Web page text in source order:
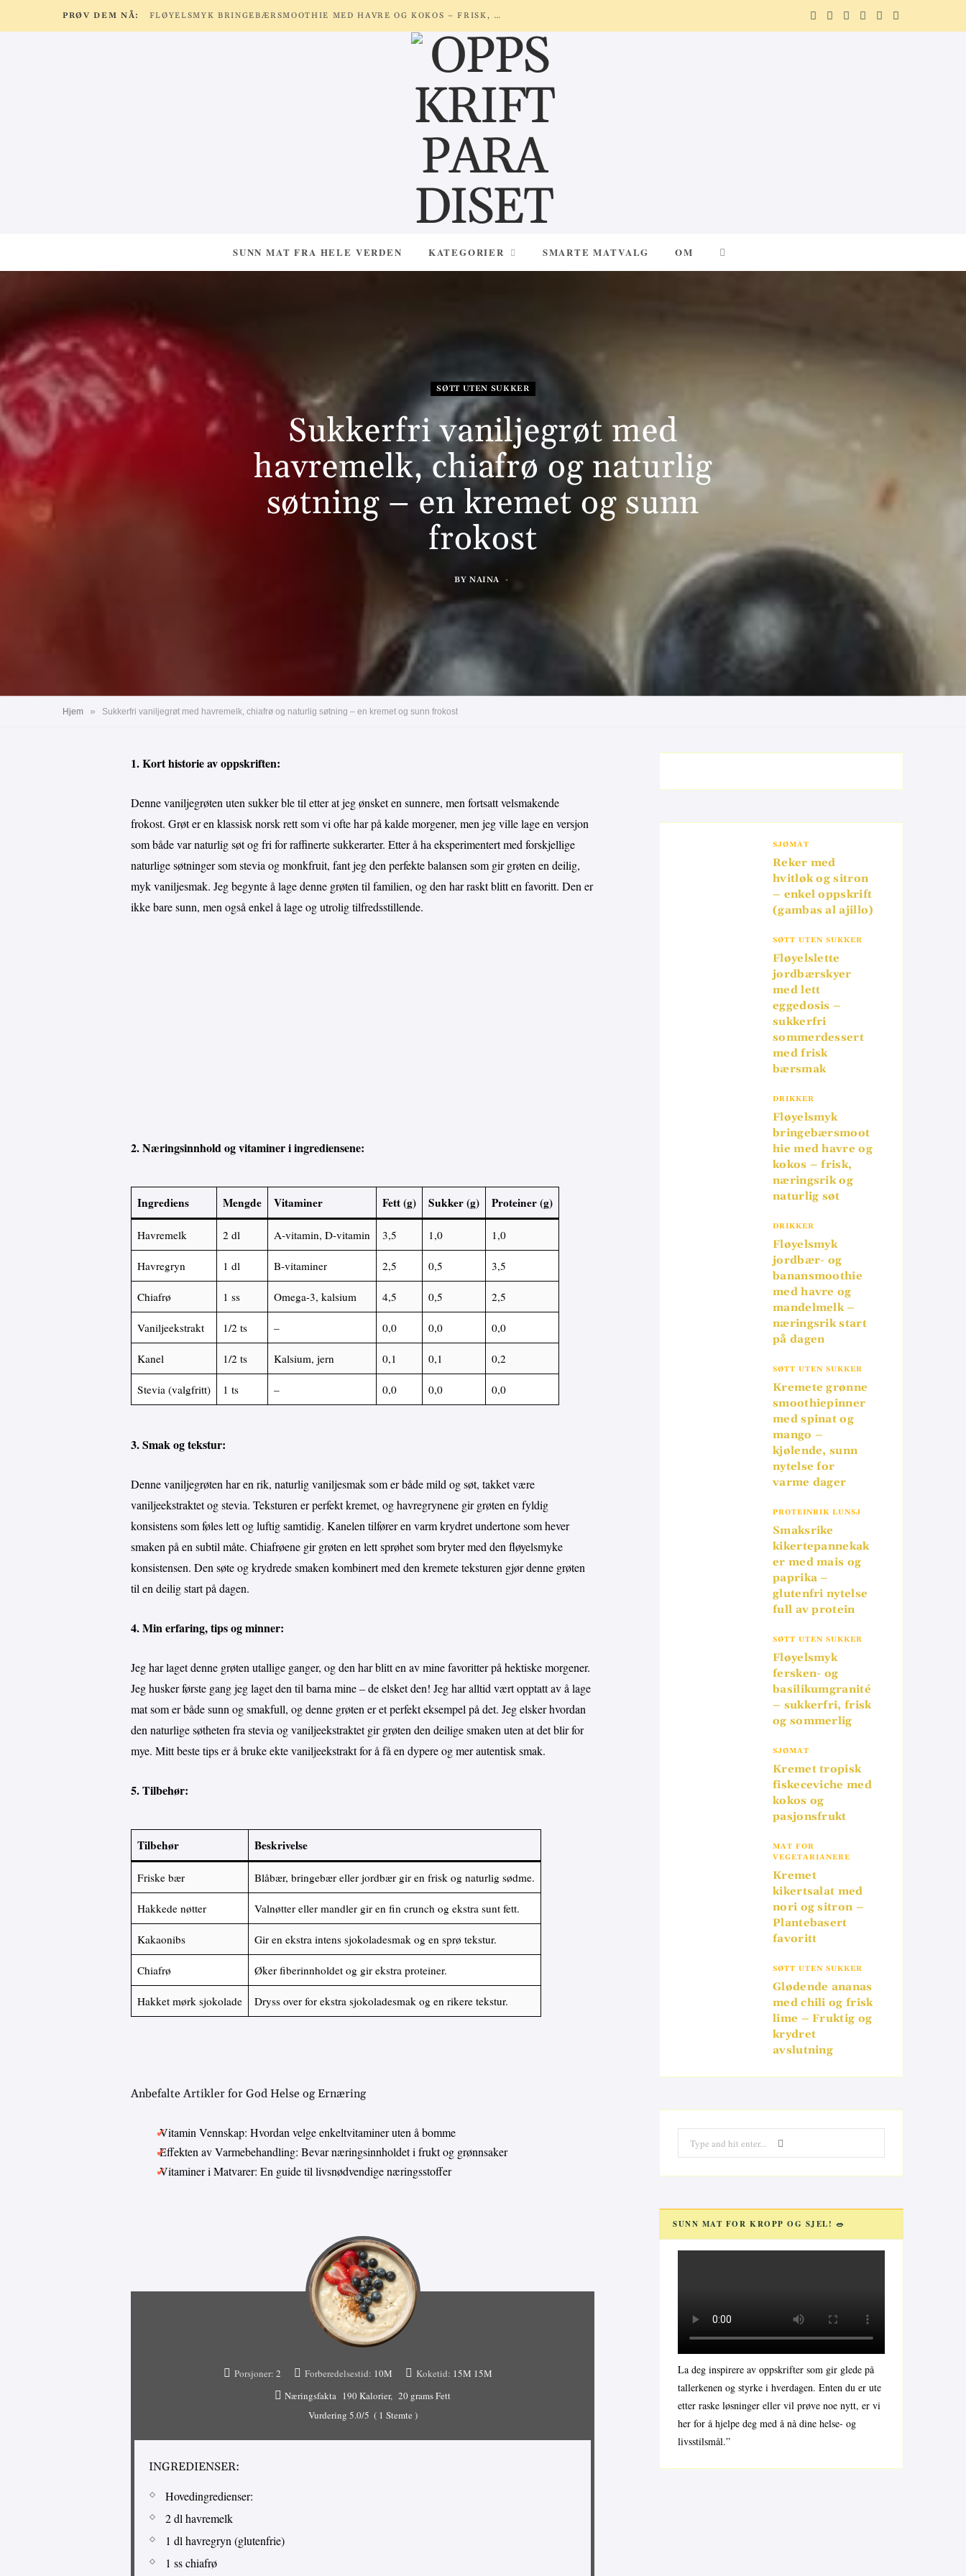
PRØV DEM NÅ: FLØYELSMYK BRINGEBÆRSMOOTHIE MED HAVRE OG KOKOS – FRISK, NÆRINGSRIK OG NATURLIG SØT
SUNN MAT FRA HELE VERDEN KATEGORIER SMARTE MATVALG OM
SØTT UTEN SUKKER
Sukkerfri vaniljegrøt med
havremelk, chiafrø og naturlig
søtning – en kremet og sunn
frokost
BY NAINA
Hjem » Sukkerfri vaniljegrøt med havremelk, chiafrø og naturlig søtning – en kremet og sunn frokost
1. Kort historie av oppskriften:
Denne vaniljegrøten uten sukker ble til etter at jeg ønsket en sunnere, men fortsatt velsmakende
frokost. Grøt er en klassisk norsk rett som vi ofte har på kalde morgener, men jeg ville lage en versjon
som både var naturlig søt og fri for raffinerte sukkerarter. Etter å ha eksperimentert med forskjellige
naturlige søtninger som stevia og monkfruit, fant jeg den perfekte balansen som gir grøten en deilig,
myk vaniljesmak. Jeg begynte å lage denne grøten til familien, og den har raskt blitt en favoritt. Den er
ikke bare sunn, men også enkel å lage og utrolig tilfredsstillende.
2. Næringsinnhold og vitaminer i ingrediensene:
Ingrediens Mengde Vitaminer Fett (g) Sukker (g) Proteiner (g)
Havremelk 2 dl A-vitamin, D-vitamin 3,5 1,0 1,0
Havregryn 1 dl B-vitaminer 2,5 0,5 3,5
Chiafrø 1 ss Omega-3, kalsium 4,5 0,5 2,5
Vaniljeekstrakt 1/2 ts – 0,0 0,0 0,0
Kanel 1/2 ts Kalsium, jern 0,1 0,1 0,2
Stevia (valgfritt) 1 ts – 0,0 0,0 0,0
3. Smak og tekstur:
Denne vaniljegrøten har en rik, naturlig vaniljesmak som er både mild og søt, takket være
vaniljeekstraktet og stevia. Teksturen er perfekt kremet, og havregrynene gir grøten en fyldig
konsistens som føles lett og luftig samtidig. Kanelen tilfører en varm krydret undertone som hever
smaken på en subtil måte. Chiafrøene gir grøten en lett sprøhet som bryter med den fløyelsmyke
konsistensen. Den søte og krydrede smaken kombinert med den kremete teksturen gjør denne grøten
til en deilig start på dagen.
4. Min erfaring, tips og minner:
Jeg har laget denne grøten utallige ganger, og den har blitt en av mine favoritter på hektiske morgener.
Jeg husker første gang jeg laget den til barna mine – de elsket den! Jeg har alltid vært opptatt av å lage
mat som er både sunn og smakfull, og denne grøten er et perfekt eksempel på det. Jeg elsker hvordan
den naturlige søtheten fra stevia og vaniljeekstraktet gir grøten den deilige smaken uten at det blir for
mye. Mitt beste tips er å bruke ekte vaniljeekstrakt for å få en dypere og mer autentisk smak.
5. Tilbehør:
Tilbehør Beskrivelse
Friske bær Blåbær, bringebær eller jordbær gir en frisk og naturlig sødme.
Hakkede nøtter Valnøtter eller mandler gir en fin crunch og ekstra sunt fett.
Kakaonibs Gir en ekstra intens sjokoladesmak og en sprø tekstur.
Chiafrø Øker fiberinnholdet og gir ekstra proteiner.
Hakket mørk sjokolade Dryss over for ekstra sjokoladesmak og en rikere tekstur.
Anbefalte Artikler for God Helse og Ernæring
Vitamin Vennskap: Hvordan velge enkeltvitaminer uten å bomme
Effekten av Varmebehandling: Bevar næringsinnholdet i frukt og grønnsaker
Vitaminer i Matvarer: En guide til livsnødvendige næringsstoffer
Porsjoner: 2 Forberedelsestid: 10М Koketid: 15М 15М
Næringsfakta 190 Kalorier
20 grams Fett
Vurdering 5.0/5 ( 1 Stemte )
INGREDIENSER:
Hovedingredienser:
2 dl havremelk
1 dl havregryn (glutenfrie)
1 ss chiafrø
SJØMAT
Reker med
hvitløk og sitron
– enkel oppskrift
(gambas al ajillo)
SØTT UTEN SUKKER
Fløyelslette
jordbærskyer
med lett
eggedosis –
sukkerfri
sommerdessert
med frisk
bærsmak
DRIKKER
Fløyelsmyk
bringebærsmoot
hie med havre og
kokos – frisk,
næringsrik og
naturlig søt
DRIKKER
Fløyelsmyk
jordbær- og
banansmoothie
med havre og
mandelmelk –
næringsrik start
på dagen
SØTT UTEN SUKKER
Kremete grønne
smoothiepinner
med spinat og
mango –
kjølende, sunn
nytelse for
varme dager
PROTEINRIK LUNSJ
Smaksrike
kikertepannekak
er med mais og
paprika –
glutenfri nytelse
full av protein
SØTT UTEN SUKKER
Fløyelsmyk
fersken- og
basilikumgranité
– sukkerfri, frisk
og sommerlig
SJØMAT
Kremet tropisk
fiskeceviche med
kokos og
pasjonsfrukt
MAT FOR
VEGETARIANERE
Kremet
kikertsalat med
nori og sitron –
Plantebasert
favoritt
SØTT UTEN SUKKER
Glødende ananas
med chili og frisk
lime – Fruktig og
krydret
avslutning
for:
SUNN MAT FOR KROPP OG SJEL! 🥗
La deg inspirere av oppskrifter som gir glede på
tallerkenen og styrke i hverdagen. Enten du er ute
etter raske løsninger eller vil prøve noe nytt, er vi
her for å hjelpe deg med å nå dine helse- og
livsstilsmål.”